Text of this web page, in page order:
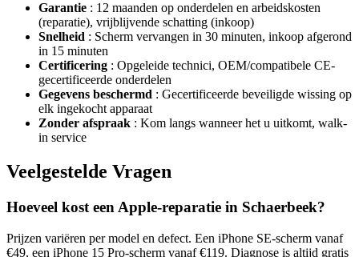
Garantie : 12 maanden op onderdelen en arbeidskosten
(reparatie), vrijblijvende schatting (inkoop)
Snelheid : Scherm vervangen in 30 minuten, inkoop afgerond
in 15 minuten
Certificering : Opgeleide technici, OEM/compatibele CE-
gecertificeerde onderdelen
Gegevens beschermd : Gecertificeerde beveiligde wissing op
elk ingekocht apparaat
Zonder afspraak : Kom langs wanneer het u uitkomt, walk-
in service
Veelgestelde Vragen
Hoeveel kost een Apple-reparatie in Schaerbeek?
Prijzen variëren per model en defect. Een iPhone SE-scherm vanaf
€49, een iPhone 15 Pro-scherm vanaf €119. Diagnose is altijd gratis